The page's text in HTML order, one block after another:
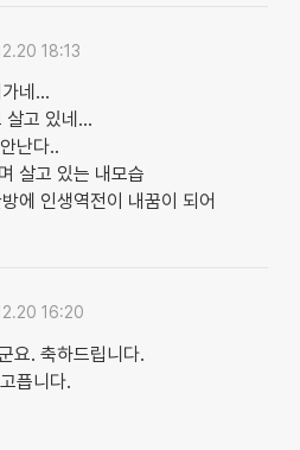
18:13
네...
살고 있네...
난다..
살고 있는 내모습
에 인생역전이 내꿈이 되어
16:20
요. 축하드립니다.
픕니다.